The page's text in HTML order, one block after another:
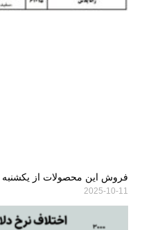
فروش این محصولات از یکشنبه 9 ژانویه +جزئیات
2025-10-11